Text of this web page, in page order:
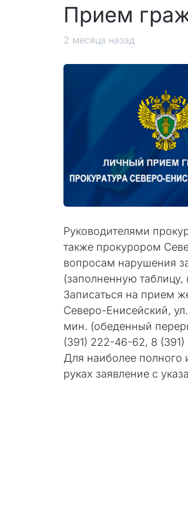
Прием
2 месяца назад
Руководителями
также прокурором
вопросам нарушения
(заполненную
Записаться на прием
Северо-Енисейский,
мин. (обеденный
(391) 222-46-62, 8
Для наиболее полного
руках заявление с